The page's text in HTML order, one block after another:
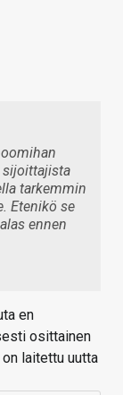
sijoittajista
tarkemmin
Etenikö se
ennen
en
osittainen
laitettu uutta